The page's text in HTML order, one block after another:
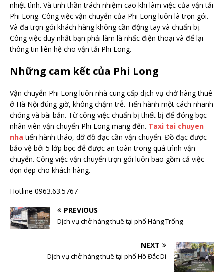
nhiệt tình. Và tinh thần trách nhiệm cao khi làm việc của vận tải
Phi Long. Công việc vận chuyển của Phi Long luôn là trọn gói.
Và đã trọn gói khách hàng không cần động tay và chuẩn bị.
Công việc duy nhất bạn phải làm là nhấc điện thoại và để lại
thông tin liên hệ cho vận tải Phi Long.
Những cam kết của Phi Long
Vận chuyển Phi Long luôn nhà cung cấp dịch vụ chở hàng thuê
ở Hà Nội đúng giờ, không chậm trễ. Tiến hành một cách nhanh
chóng và bài bản. Từ công việc chuẩn bị thiết bị để đóng bọc
nhân viên vận chuyển Phi Long mang đến. Taxi tai chuyen
nha tiến hành tháo, dỡ đồ đạc cần vận chuyển. Đồ đạc được
bảo vệ bởi 5 lớp bọc để được an toàn trong quá trình vận
chuyển. Công việc vận chuyển trọn gói luôn bao gồm cả việc
dọn dẹp cho khách hàng.
Hotline 0963.63.5767
PREVIOUS
Dịch vụ chở hàng thuê tại phố Hàng Trống
NEXT
Dịch vụ chở hàng thuê tại phố Hồ Đắc Di